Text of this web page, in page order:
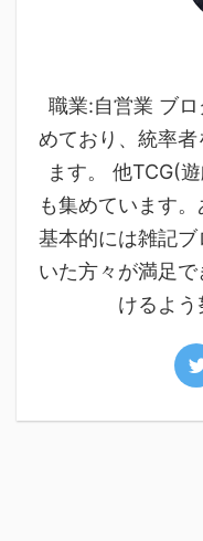
職業:自営業 ブ
めており、統率
ます。 他TCG(
も集めています。
基本的には雑記
いた方々が満足
けるよう